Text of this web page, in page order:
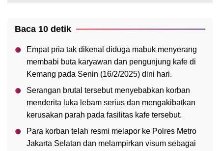
Baca 10 detik
Empat pria tak dikenal diduga mabuk menyerang
membabi buta karyawan dan pengunjung kafe di
Kemang pada Senin (16/2/2025) dini hari.
Serangan brutal tersebut menyebabkan korban
menderita luka lebam serius dan mengakibatkan
kerusakan parah pada fasilitas kafe tersebut.
Para korban telah resmi melapor ke Polres Metro
Jakarta Selatan dan melampirkan visum sebagai